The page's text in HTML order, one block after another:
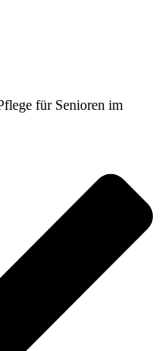
für Senioren im